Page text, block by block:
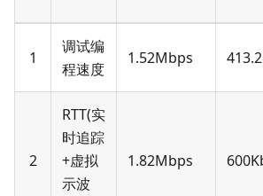
1
调试编
程速度
1.52Mbps
2
RTT(实
时追踪
+虚拟
示波
1.82Mbps